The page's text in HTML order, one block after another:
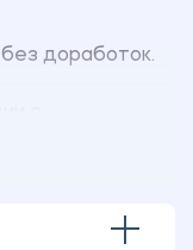
доработок.
заведения.